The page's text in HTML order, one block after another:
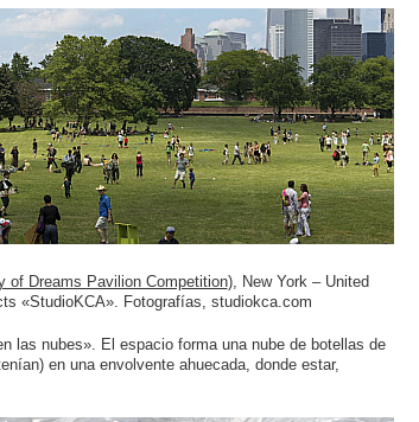
of Dreams Pavilion Competition), New York – United
«StudioKCA». Fotografías, studiokca.com
las nubes». El espacio forma una nube de botellas de
en una envolvente ahuecada, donde estar,